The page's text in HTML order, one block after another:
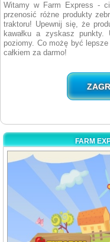
Witamy w Farm Express -
przenosić różne produkty
traktoru! Upewnij się, że
kawałku a zyskasz
poziomy. Co możę być
całkiem za darmo!
FARM